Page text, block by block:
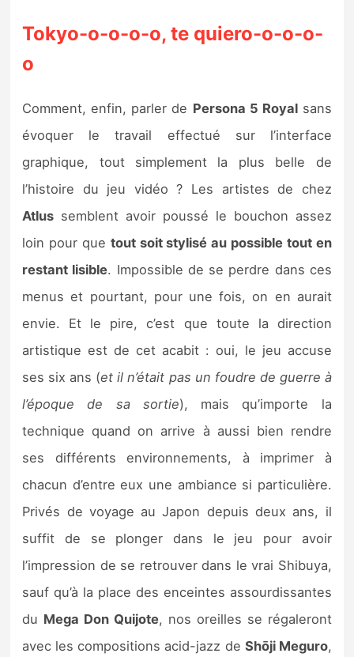
Tokyo-o-o-o-o, te quiero-o-o-o-
o
Comment, enfin, parler de Persona 5 Royalsans
évoquer le travail effectué sur l’interface
graphique, tout simplement la plus belle de
l’histoire du jeu vidéo ? Les artistes de chez
Atlus semblent avoir poussé le bouchon assez
loin pour que tout soit stylisé au possible tout en
restant lisible. Impossible de se perdre dans ces
menus et pourtant, pour une fois, on en aurait
envie. Et le pire, c’est que toute la direction
artistique est de cet acabit : oui, le jeu accuse
ses six ans (et il n’était pas un foudre de guerre à
l’époque de sa sortie), mais qu’importe la
technique quand on arrive à aussi bien rendre
ses différents environnements, à imprimer à
chacun d’entre eux une ambiance si particulière.
Privés de voyage au Japon depuis deux ans, il
suffit de se plonger dans le jeu pour avoir
l’impression de se retrouver dans le vrai Shibuya,
sauf qu’à la place des enceintes assourdissantes
du Mega Don Quijote, nos oreilles se régaleront
avec les compositions acid-jazz de Shōji Meguro,